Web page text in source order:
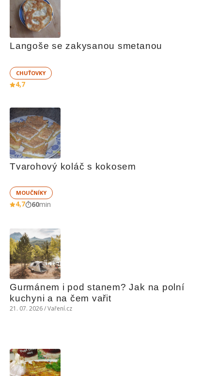
Langoše se zakysanou smetanou
CHUŤOVKY
4,7
Tvarohový koláč s kokosem
MOUČNÍKY
4,7 60min
Gurmánem i pod stanem? Jak na polní
kuchyni a na čem vařit
21. 07. 2026 / Vaření.cz